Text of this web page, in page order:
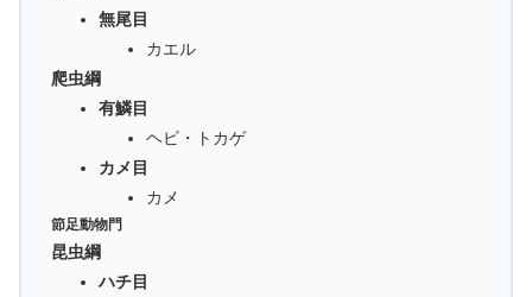
無尾目
カエル
爬虫綱
有鱗目
ヘビ・トカゲ
カメ目
カメ
節足動物門
昆虫綱
ハチ目